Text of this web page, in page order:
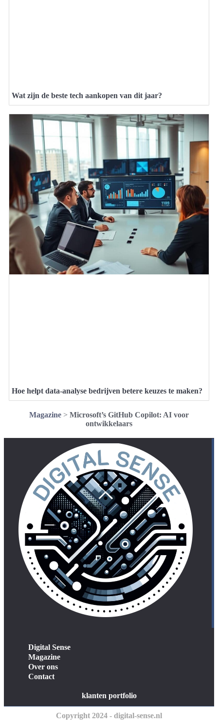
Wat zijn de beste tech aankopen van dit jaar?
Hoe helpt data-analyse bedrijven betere keuzes te maken?
Magazine > Microsoft’s GitHub Copilot: AI voor
ontwikkelaars
Digital Sense
Magazine
Over ons
Contact
klanten portfolio
Copyright 2024 - digital-sense.nl